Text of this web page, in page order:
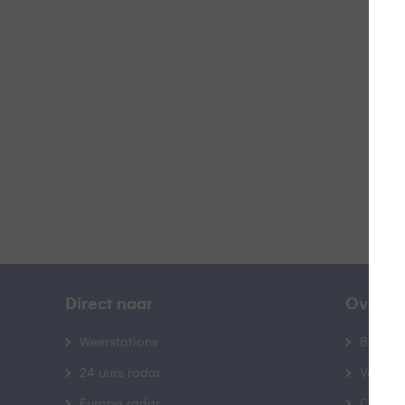
Direct naar
Weerstations
24 uurs radar
Over